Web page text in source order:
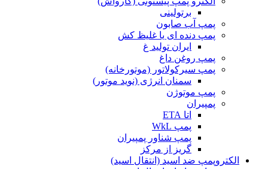
برتولینی
پمپ آب صابون
پمپ دنده ای یا غلیظ کش
ایران تولید غ
پمپ روغن داغ
پمپ سیرکولاتور (موتورخانه)
سمنان انرژی (نوید موتور)
پمپ موتوژن
پمپیران
اتا ETA
پمپ WkL
پمپ شناور پمپیران
گریز از مرکز
الکتروپمپ ضد اسید (انتقال اسید)